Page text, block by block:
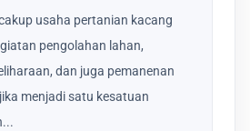
usaha pertanian kacang
pengolahan lahan,
dan juga pemanenan
menjadi satu kesatuan